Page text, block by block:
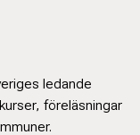
ledande
föreläsningar